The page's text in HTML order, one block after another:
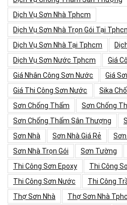
Dịch Vụ Sơn Nhà Tphcm
Dịch Vụ Sơn Nhà Trọn Gói Tại
Dịch Vụ Sơn Nhà Tại Tphcm
Dịch Vụ Sơn Nước Tphcm
Giá
Giá Nhân Công Sơn Nước
Giá
Giá Thi Công Sơn Nước
Sika
Sơn Chống Thấm
Sơn Chống
Sơn Chống Thấm Sân Thượng
Sơn Nhà
Sơn Nhà Giá Rẻ
Sơn Nhà Trọn Gói
Sơn Tường
Thi Công Sơn Epoxy
Thi Công
Thi Công Sơn Nước
Thi Công
Thợ Sơn Nhà
Thợ Sơn Nhà